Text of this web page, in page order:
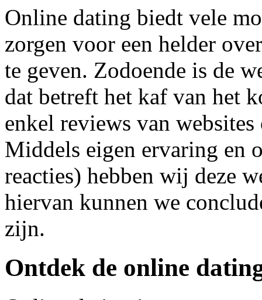
Online dating biedt vele
zorgen voor een helder
te geven. Zodoende is de
dat betreft het kaf van het
enkel reviews van
Middels eigen ervaring en
reacties) hebben wij deze
hiervan kunnen we
zijn.
Ontdek de online